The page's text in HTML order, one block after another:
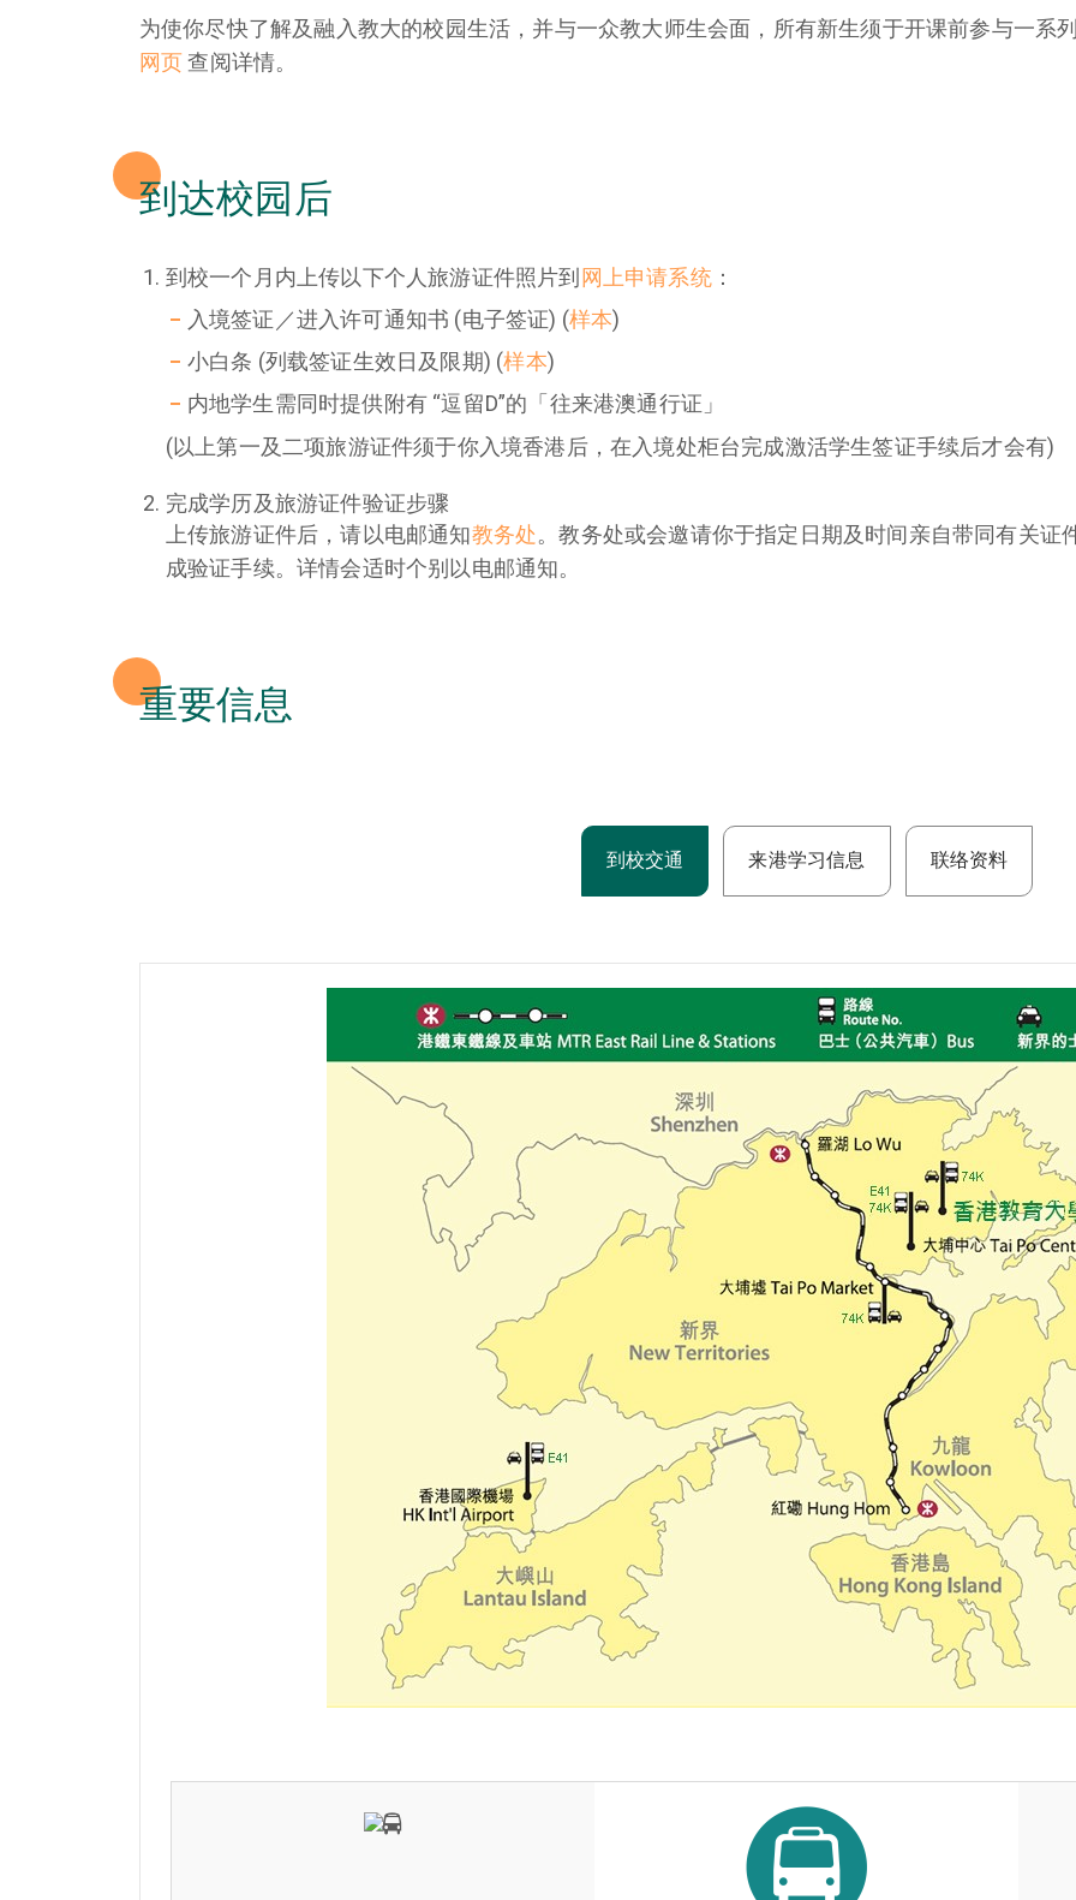
为使你尽快了解及融入教大的校园生活，并与一众教大师生会面，所有新生须于开课前参与一系
网页 查阅详情。
到达校园后
到校一个月内上传以下个人旅游证件照片到 网上申请系统：
入境签证／进入许可通知书 (电子签证) (样本)
小白条 (列载签证生效日及限期) (样本)
内地学生需同时提供附有 “逗留D”的「往来港澳通行证」
(以上第一及二项旅游证件须于你入境香港后，在入境处柜台完成激活学生签证手续后才会有)
完成学历及旅游证件验证步骤
上传旅游证件后，请以电邮通知教务处。教务处或会邀请你于指定日期及时间亲自带同有关证
成验证手续。详情会适时个别以电邮通知。
重要信息
到校交通 来港学习信息 联络资料